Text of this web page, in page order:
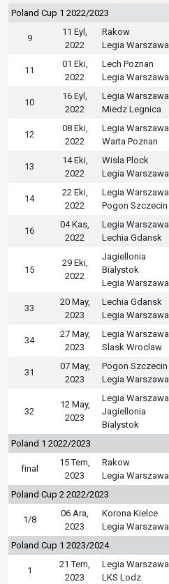
Poland Cup 1 2022/2023
9
11 Eyl,
2022
Rakow
Legia Warszawa
11
01 Eki,
2022
Lech Poznan
Legia Warszawa
10
16 Eyl,
2022
Legia Warszawa
Miedz Legnica
12
08 Eki,
2022
Legia Warszawa
Warta Poznan
13
14 Eki,
2022
Wisla Plock
Legia Warszawa
14
22 Eki,
2022
Legia Warszawa
Pogon Szczecin
16
04 Kas,
2022
Legia Warszawa
Lechia Gdansk
15
29 Eki,
2022
Jagiellonia
Bialystok
Legia Warszawa
33
20 May,
2023
Lechia Gdansk
Legia Warszawa
34
27 May,
2023
Legia Warszawa
Slask Wroclaw
31
07 May,
2023
Pogon Szczecin
Legia Warszawa
32
12 May,
2023
Legia Warszawa
Jagiellonia
Bialystok
Poland 1 2022/2023
final
15 Tem,
2023
Rakow
Legia Warszawa
Poland Cup 2 2022/2023
1/8
06 Ara,
2023
Korona Kielce
Legia Warszawa
Poland Cup 1 2023/2024
1
21 Tem,
2023
Legia Warszawa
LKS Lodz